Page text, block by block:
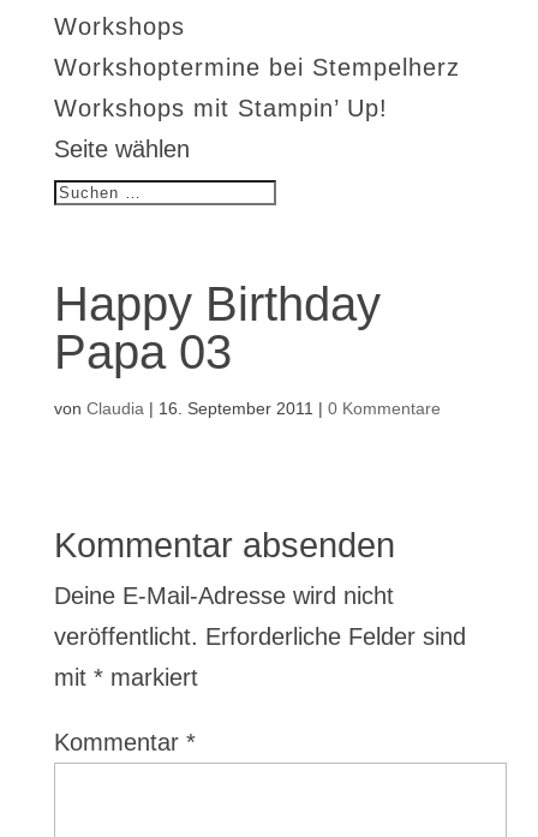
Workshops
Workshoptermine bei Stempelherz
Workshops mit Stampin’ Up!
Seite wählen
Happy Birthday
Papa 03
von Claudia | 16. September 2011 | 0 Kommentare
Kommentar absenden
Deine E-Mail-Adresse wird nicht
veröffentlicht. Erforderliche Felder sind
mit *markiert
Kommentar *